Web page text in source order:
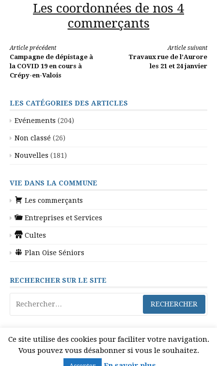
Les coordonnées de nos 4
commerçants
Lire
la
Article précédent
Campagne de dépistage à
la COVID 19 en cours à
Crépy-en-Valois
Article suivant
Travaux rue de l’Aurore
les 21 et 24 janvier
LES CATÉGORIES DES ARTICLES
Evénements (204)
Non classé (26)
Nouvelles (181)
VIE DANS LA COMMUNE
Les commerçants
Entreprises et Services
Cultes
Plan Oise Séniors
RECHERCHER SUR LE SITE
Copyright © 2026 Gilocourt. Tous droits réservés.
Ce site utilise des cookies pour faciliter votre navigation.
Vous pouvez vous désabonner si vous le souhaitez.